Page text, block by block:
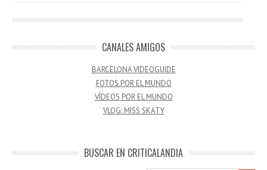
CANALES AMIGOS
BARCELONA VIDEOGUIDE
FOTOS POR EL MUNDO
VÍDEOS POR EL MUNDO
VLOG: MISS SKATY
BUSCAR EN CRITICALANDIA